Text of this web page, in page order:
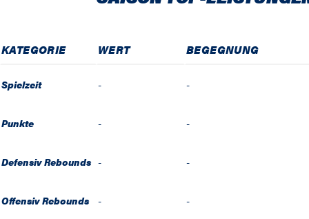
KATEGORIE WERT BEGEGNUNG
Spielzeit - -
Punkte - -
Defensiv Rebounds - -
Offensiv Rebounds - -